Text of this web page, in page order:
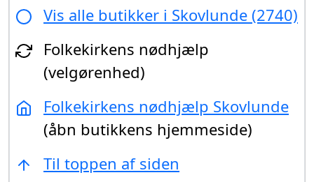
Vis alle butikker i Skovlunde (2740)
Folkekirkens nødhjælp
(velgørenhed)
Folkekirkens nødhjælp Skovlunde
(åbn butikkens hjemmeside)
Til toppen af siden